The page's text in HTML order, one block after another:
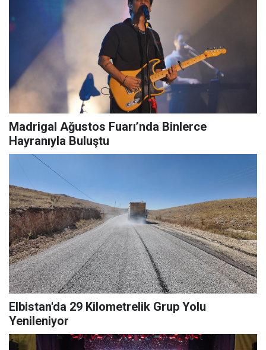
Madrigal Ağustos Fuarı’nda Binlerce
Hayranıyla Buluştu
Elbistan'da 29 Kilometrelik Grup Yolu
Yenileniyor